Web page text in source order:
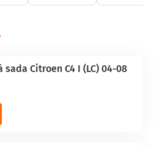
sada Citroen C4 I (LC) 04-08